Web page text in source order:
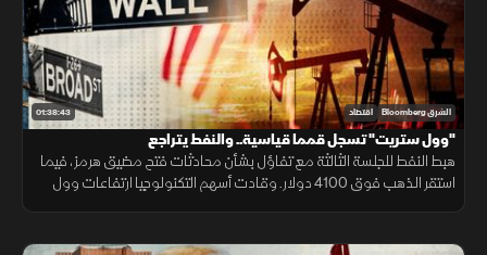
01:38:43 الشرق Bloomberg اقتصاد
"وول ستريت" تسجل قمما قياسية.. والنفط يتراجع
هبط النفط للجلسة الثالثة مع تفاؤل بشأن محادثات فتح مضيق هرمز، فيما
استقر الذهب فوق 4100 دولار. وقادت أسهم التكنولوجيا ارتفاعات وول